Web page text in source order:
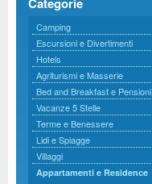
Camping
Escursioni e Divertimenti
Hotels
Agriturismi e Masserie
Bed and Breakfast e Pensioni
Vacanze 5 Stelle
Terme e Benessere
Lidi e Spiagge
Villaggi
Appartamenti e Residence